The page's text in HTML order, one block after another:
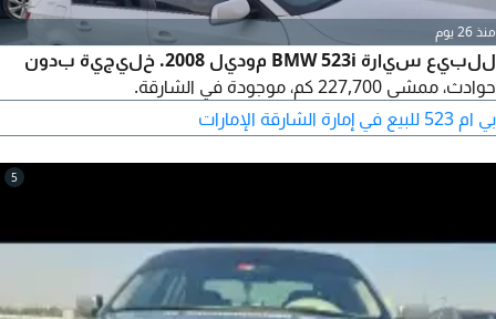
منذ 26 يوم
للبيع سيارة BMW 523i موديل 2008. خليجية بدون
حوادث، ممشى 227,700 كم، موجودة في الشارقة.
بي ام 523 للبيع في إمارة الشارقة الإمارات
5